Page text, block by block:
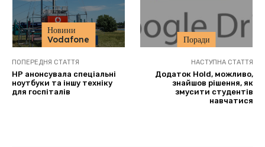
Новини
Vodafone
Поради
ПОПЕРЕДНЯ СТАТТЯ
HP анонсувала спеціальні
ноутбуки та іншу техніку
для госпіталів
НАСТУПНА СТАТТЯ
Додаток Hold, можливо,
знайшов рішення, як
змусити студентів
навчатися